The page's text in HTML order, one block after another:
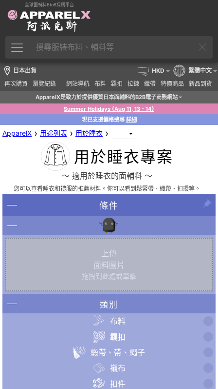
全球面輔料BtoB採購平台
日本出貨
再次購買
瀏覽紀錄 網站導航 布料 羈扣 拉鍊 織帶 特價商品 新品到貨
HKD 繁體中文
ApparelX是致力於提供優質日本面輔料的B2B電子商務網站。
Summer Holidays (Aug 11, 13 - 14)
現已支援價格搜尋 詳細
ApparelX › 用途列表 › 用於睡衣 ›
用於睡衣專案
〜 適用於睡衣的面輔料 〜
您可以查看睡衣和禮服的推薦材料。你可以看到鬆緊帶、織帶、扣環等。
條件
上傳
面料圖片
拖拽到此處或單擊
類別
布料
羈扣
緞帶、帶、繩子
襯布
扣件